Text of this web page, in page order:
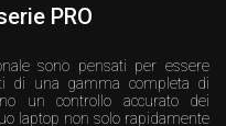
PRO
sono pensati per essere
di una gamma completa di
un controllo accurato dei
laptop non solo rapidamente